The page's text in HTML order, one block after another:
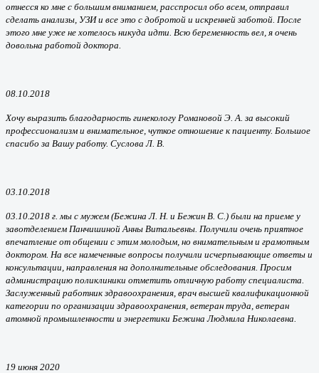
отнесся ко мне с большим вниманием, расспросил обо всем, отправил
сделать анализы, УЗИ и все это с добротой и искренней заботой. После
этого мне уже не хотелось никуда идти. Всю беременность вел, я очень
довольна работой доктора.
08.10.2018
Хочу выразить благодарность гинекологу Романовой Э. А. за высокий
профессионализм и внимательное, чуткое отношение к пациенту. Большое
спасибо за Вашу работу. Суслова Л. В.
03.10.2018
03.10.2018 г. мы с мужем (Бежина Л. Н. и Бежин В. С.) были на приеме у
завотделением Панчишиной Анны Витальевны. Получили очень приятное
впечатление от общении с этим молодым, но внимательным и грамотным
доктором. На все намеченные вопросы получили исчерпывающие ответы и
консультации, направления на дополнительные обследования. Просим
администрацию поликлиники отметить отличную работу специалиста.
Заслуженный работник здравоохранения, врач высшей квалификационной
категории по организации здравоохранения, ветеран труда, ветеран
атомной промышленности и энергетики Бежина Людмила Николаевна.
19 июня 2020